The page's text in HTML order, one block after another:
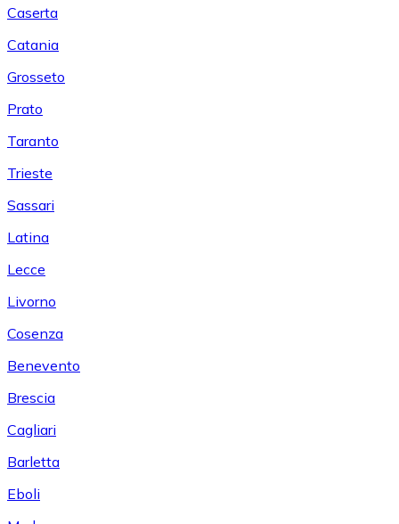
Caserta
Catania
Grosseto
Prato
Taranto
Trieste
Sassari
Latina
Lecce
Livorno
Cosenza
Benevento
Brescia
Cagliari
Barletta
Eboli